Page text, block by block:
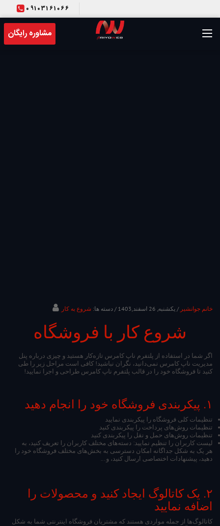
مشاوره رایگان
T 09103161066
خانم جوانشیر / یکشنبه, 26 اسفند,1403 / دسته ها: شروع به کار
شروع کار با فروشگاه
اگر شما در استفاده از پلتفرم ناپ کامرس تازه‌کار هستید و چیزی درباره پنل
مدیریت ناپ کامرس نمی‌دانید، نگران نباشید! کافی است مراحل زیر را طی
کنید تا فروشگاه خود را در قالب پلتفرم ناپ کامرس طراحی و اجرا نمایید!
۱. پیکربندی فروشگاه خود را انجام دهید
تنظیمات کلی فروشگاه را پیکربندی نمایید
تنظیمات روش‌های پرداخت را پیکربندی کنید
تنظیمات روش‌های حمل و نقل را پیکربندی کنید
لیست کاربران را تنظیم نمایید: دسته‌های مختلف کاربران را تعریف کنید، به
هر یک به شکل جداگانه امکان دسترسی به بخش‌های مختلف فروشگاه خود را
دهید، پیشنهادات اختصاصی ارسال کنید، و...
۲. یک کاتالوگ ایجاد کنید و محصولات را
اضافه نمایید
کاتالوگ‌ها از جمله مواردی هستند که مشتریان فروشگاه اینترنتی شما به شکل